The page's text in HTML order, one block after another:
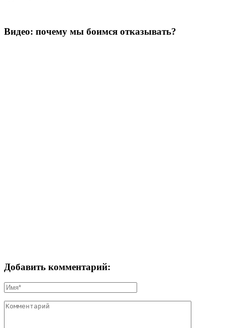
Видео: почему мы боимся отказывать?
Добавить комментарий: